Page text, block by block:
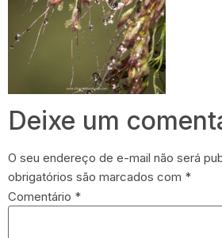
Deixe um
O seu endereço de e-mail não será
obrigatórios são marcados com *
Comentário *